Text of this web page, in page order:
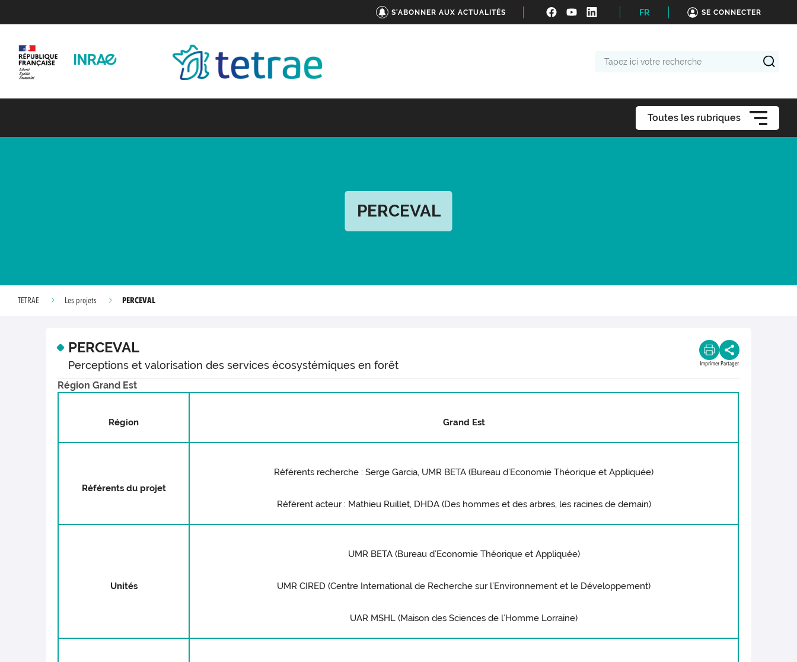
S'ABONNER AUX ACTUALITÉS FR SE CONNECTER
Toutes les rubriques
PERCEVAL
TETRAE Les projets PERCEVAL
PERCEVAL
Perceptions et valorisation des services écosystémiques en forêt Imprimer Partager
Région Grand Est
Région Grand Est
Référents du projet
Référents recherche : Serge Garcia, UMR BETA (Bureau d’Economie Théorique et Appliquée)
Référent acteur : Mathieu Ruillet, DHDA (Des hommes et des arbres, les racines de demain)
Unités
UMR BETA (Bureau d’Economie Théorique et Appliquée)
UMR CIRED (Centre International de Recherche sur l’Environnement et le Développement)
UAR MSHL (Maison des Sciences de l’Homme Lorraine)